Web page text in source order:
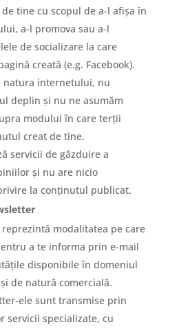
tine cu scopul de a-l afișa în
a-l promova sau a-l
de socializare la care
creată (e.g. Facebook).
natura internetului, nu
deplin și nu ne asumăm
modului în care terții
creat de tine.
servicii de găzduire a
și nu are nicio
la conținutul publicat.
modalitatea pe care
a te informa prin e-mail
disponibile în domeniul
de natură comercială.
ele sunt transmise prin
servicii specializate, cu